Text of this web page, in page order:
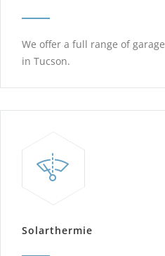
We offer a full range of
in Tucson.
Solarthermie